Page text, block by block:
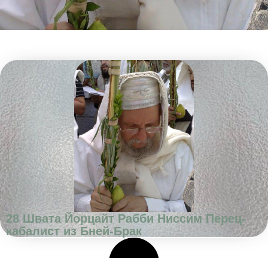
28 Швата Йорцайт Рабби Ниссим Перец-
кабалист из Бней-Брак